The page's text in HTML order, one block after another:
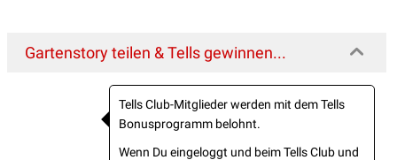
Gartenstory teilen & Tells gewinnen...
Tells Club-Mitglieder werden mit dem Tells
Bonusprogramm belohnt.
Wenn Du eingeloggt und beim Tells Club und